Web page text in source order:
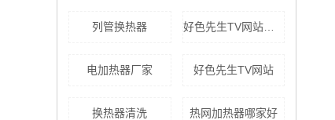
列管换热器 好色先生TV网站价格
电加热器厂家 好色先生TV网站
换热器清洗 热网加热器哪家好